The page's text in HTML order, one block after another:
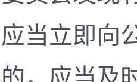
当立即向